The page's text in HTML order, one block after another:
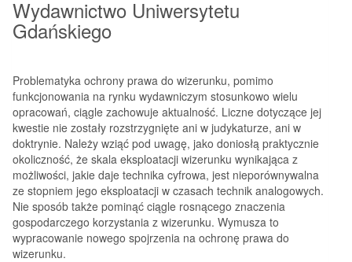
Wydawnictwo Uniwersytetu
Gdańskiego
Problematyka ochrony prawa do wizerunku, pomimo
funkcjonowania na rynku wydawniczym stosunkowo wielu
opracowań, ciągle zachowuje aktualność. Liczne dotyczące jej
kwestie nie zostały rozstrzygnięte ani w judykaturze, ani w
doktrynie. Należy wziąć pod uwagę, jako doniosłą praktycznie
okoliczność, że skala eksploatacji wizerunku wynikająca z
możliwości, jakie daje technika cyfrowa, jest nieporównywalna
ze stopniem jego eksploatacji w czasach technik analogowych.
Nie sposób także pominąć ciągle rosnącego znaczenia
gospodarczego korzystania z wizerunku. Wymusza to
wypracowanie nowego spojrzenia na ochronę prawa do
wizerunku.